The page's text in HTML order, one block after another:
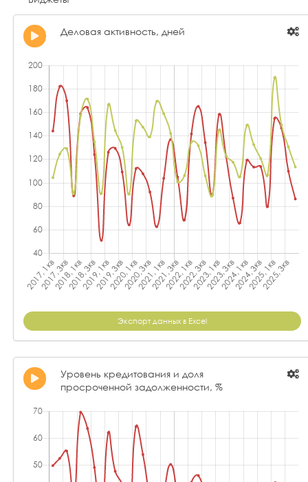
Деловая активность, дней
Экспорт данных в Excel
Уровень кредитования и доля
просроченной задолженности, %